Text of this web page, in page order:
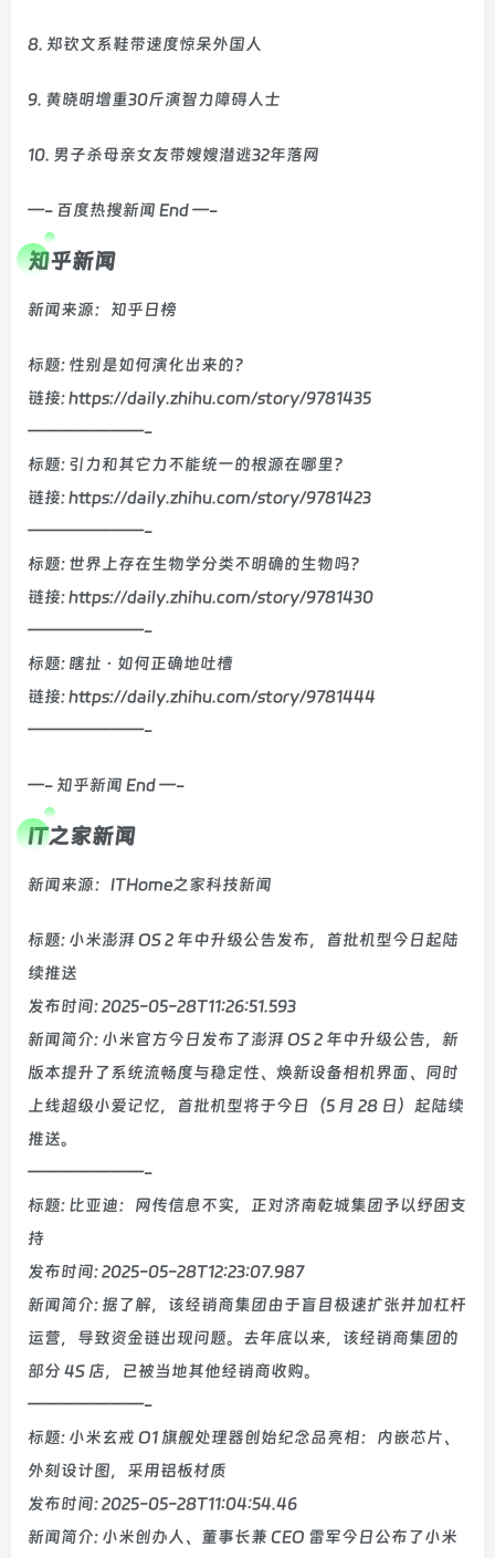
8. 郑钦文系鞋带速度惊呆外国人
9. 黄晓明增重30斤演智力障碍人士
10. 男子杀母亲女友带嫂嫂潜逃32年落网
—- 百度热搜新闻 End —-
知乎新闻
新闻来源：知乎日榜
标题: 性别是如何演化出来的？
链接: https://daily.zhihu.com/story/9781435
———————-
标题: 引力和其它力不能统一的根源在哪里？
链接: https://daily.zhihu.com/story/9781423
———————-
标题: 世界上存在生物学分类不明确的生物吗？
链接: https://daily.zhihu.com/story/9781430
———————-
标题: 瞎扯 · 如何正确地吐槽
链接: https://daily.zhihu.com/story/9781444
———————-
—- 知乎新闻 End —-
IT之家新闻
新闻来源：ITHome之家科技新闻
标题: 小米澎湃 OS 2 年中升级公告发布，首批机型今日起陆
续推送
发布时间: 2025-05-28T11:26:51.593
新闻简介: 小米官方今日发布了澎湃 OS 2 年中升级公告，新
版本提升了系统流畅度与稳定性、焕新设备相机界面、同时
上线超级小爱记忆，首批机型将于今日（5 月 28 日）起陆续
推送。
———————-
标题: 比亚迪：网传信息不实，正对济南乾城集团予以纾困支
持
发布时间: 2025-05-28T12:23:07.987
新闻简介: 据了解，该经销商集团由于盲目极速扩张并加杠杆
运营，导致资金链出现问题。去年底以来，该经销商集团的
部分 4S 店，已被当地其他经销商收购。
———————-
标题: 小米玄戒 O1 旗舰处理器创始纪念品亮相：内嵌芯片、
外刻设计图，采用铝板材质
发布时间: 2025-05-28T11:04:54.46
新闻简介: 小米创办人、董事长兼 CEO 雷军今日公布了小米